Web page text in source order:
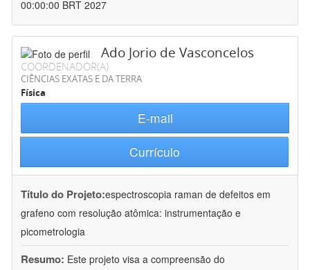
00:00:00 BRT 2027
Ado Jorio de Vasconcelos
COORDENADOR(A)
CIÊNCIAS EXATAS E DA TERRA
Física
E-mail
Currículo
Título do Projeto:espectroscopia raman de defeitos em
grafeno com resolução atômica: instrumentação e
picometrologia
Resumo: Este projeto visa a compreensão do